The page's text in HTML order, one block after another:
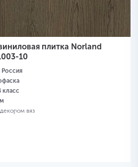
плитка Norland
10
Россия
класс
вяз